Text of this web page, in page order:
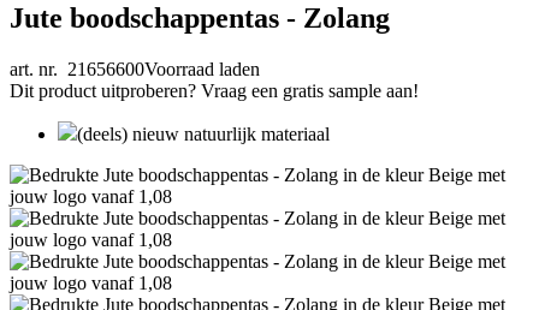
Jute boodschappentas - Zolang
art. nr. 21656600Voorraad laden
Dit product uitproberen? Vraag een gratis sample aan!
(deels) nieuw natuurlijk materiaal